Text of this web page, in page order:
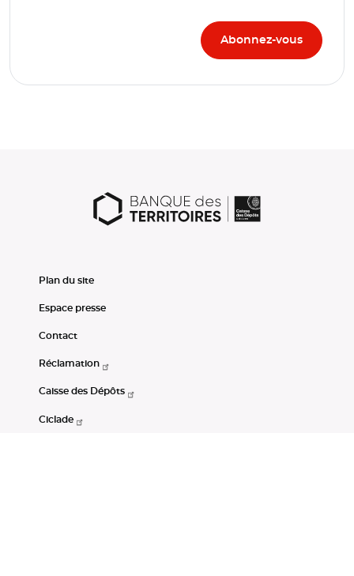
Plan du site
Espace presse
Contact
Réclamation
Caisse des Dépôts
Ciclade